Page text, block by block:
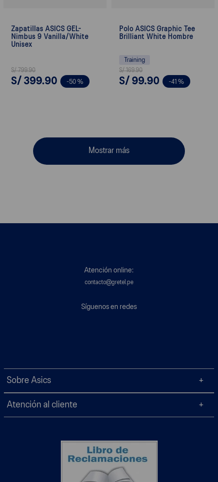
Zapatillas ASICS GEL-
Nimbus 9 Vanilla/White
Unisex
S/ 799.90
S/ 399.90 -50 %
Polo ASICS Graphic Tee
Brilliant White Hombre
Training
S/ 169.90
S/ 99.90 -41 %
Mostrar más
Atención online:
contacto@gretel.pe
Síguenos en redes
Sobre Asics
Atención al cliente